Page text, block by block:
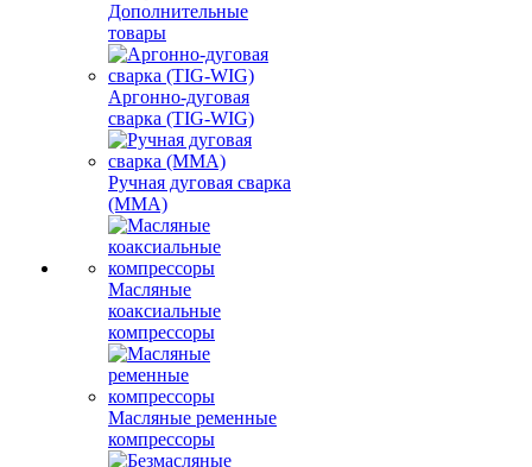
Дополнительные
товары
Аргонно-дуговая
сварка (TIG-WIG)
Ручная дуговая сварка
(MMA)
Масляные
коаксиальные
компрессоры
Масляные ременные
компрессоры